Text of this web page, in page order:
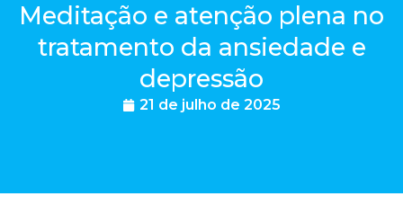
Meditação e atenção plena no
tratamento da ansiedade e
depressão
21 de julho de 2025